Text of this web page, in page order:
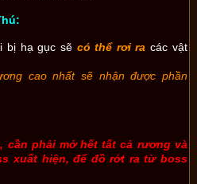
bị hạ gục sẽ có thể rơi ra các vật
cao nhất sẽ nhận được phần
cần phải mở hết tất cả rương và
xuất hiện, để đồ rớt ra từ boss